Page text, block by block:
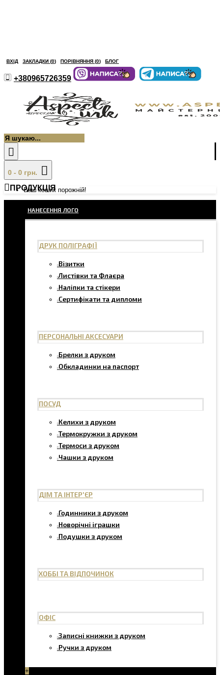
ВХІД ЗАКЛАДКИ (0) ПОРІВНЯННЯ (0) БЛОГ
+380965726359
0 - 0 грн.
Ваш кошик порожній!
ПРОДУКЦІЯ
НАНЕСЕННЯ ЛОГО
ДРУК ПОЛІГРАФІЇ
Візитки
Листівки та Флаєра
Наліпки та стікери
Сертифікати та дипломи
ПЕРСОНАЛЬНІ АКСЕСУАРИ
Брелки з друком
Обкладинки на паспорт
ПОСУД
Келихи з друком
Термокружки з друком
Термоси з друком
Чашки з друком
ДІМ ТА ІНТЕР'ЄР
Годинники з друком
Новорічні іграшки
Подушки з друком
ХОББІ ТА ВІДПОЧИНОК
ОФІС
Записні книжки з друком
Ручки з друком
+